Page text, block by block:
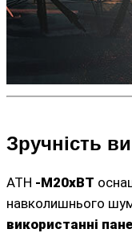
Зручність
ATH -M20xBT
навколишнього
використанні